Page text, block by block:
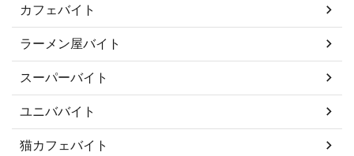
カフェバイト
ラーメン屋バイト
スーパーバイト
ユニババイト
猫カフェバイト